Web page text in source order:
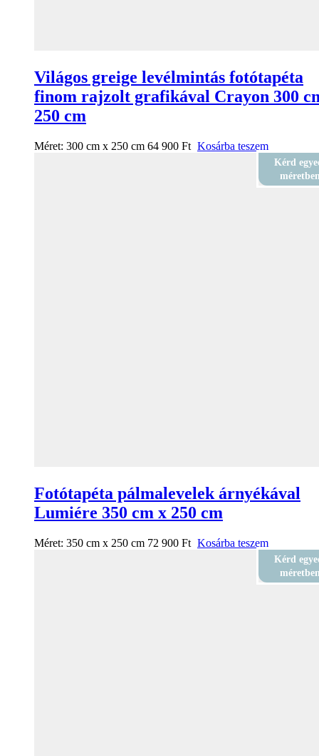
Világos greige levélmintás fotótapéta
finom rajzolt grafikával Crayon 300
250 cm
Méret: 300 cm x 250 cm 64 900 Ft Kosárba teszem
Kérd
Fotótapéta pálmalevelek árnyékával
Lumiére 350 cm x 250 cm
Méret: 350 cm x 250 cm 72 900 Ft Kosárba teszem
Kérd